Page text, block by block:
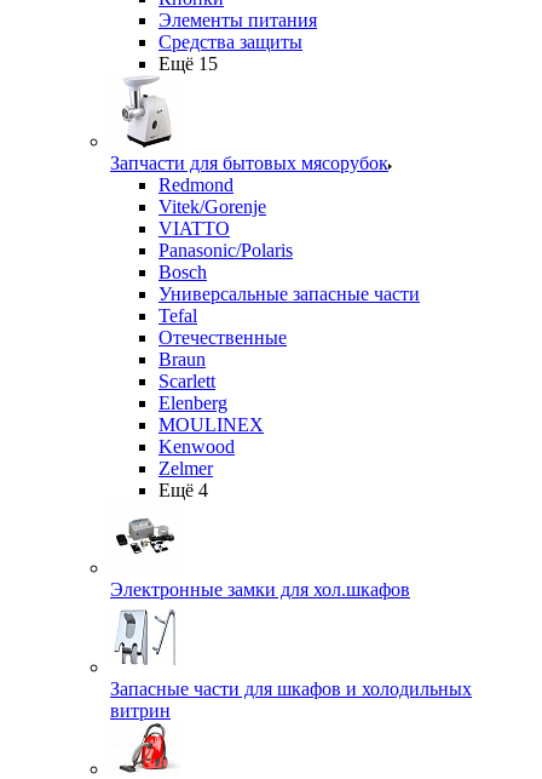
Элементы питания
Средства защиты
Ещё 15
Запчасти для бытовых мясорубок
Redmond
Vitek/Gorenje
VIATTO
Panasonic/Polaris
Bosch
Универсальные запасные части
Tefal
Отечественные
Braun
Scarlett
Elenberg
MOULINEX
Kenwood
Zelmer
Ещё 4
Электронные замки для хол.шкафов
Запасные части для шкафов и холодильных
витрин